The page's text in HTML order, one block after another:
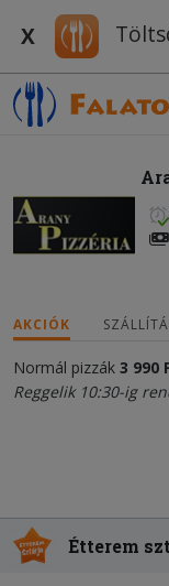
X
AKCIÓK
Normál pizzák 3 990
Reggelik 10:30-ig
Étterem